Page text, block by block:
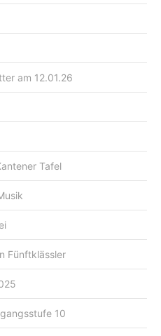
am 12.01.26
Tafel
Fünftklässler
10